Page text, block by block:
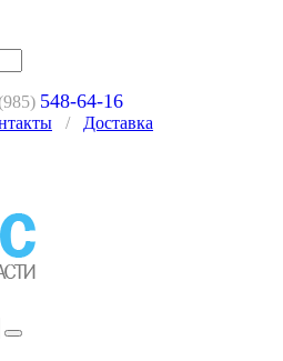
548-64-16
/ Доставка